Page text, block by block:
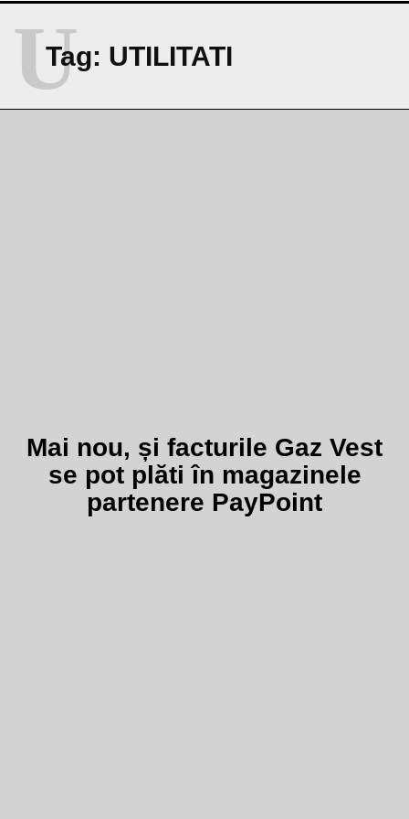
Tag: UTILITATI
U
Mai nou, și facturile Gaz Vest
se pot plăti în magazinele
partenere PayPoint